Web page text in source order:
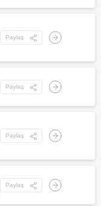
Paylaş
Paylaş
Paylaş
Paylaş